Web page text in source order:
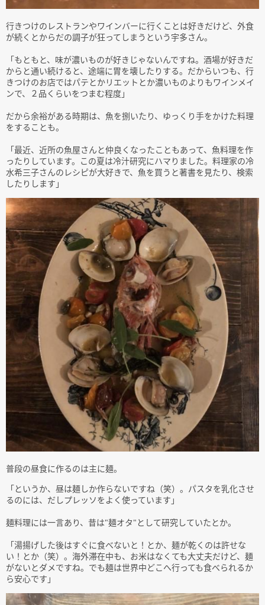
行きつけのレストランやワインバーに行くことは好きだけど、外食
が続くとからだの調子が狂ってしまうという宇多さん。
「もともと、味が濃いものが好きじゃないんですね。酒場が好きだ
からと通い続けると、途端に胃を壊したりする。だからいつも、行
きつけのお店ではパテとかリエットとか濃いものよりもワインメイ
ンで、２品くらいをつまむ程度」
だから余裕がある時期は、魚を捌いたり、ゆっくり手をかけた料理
をすることも。
「最近、近所の魚屋さんと仲良くなったこともあって、魚料理を作
ったりしています。この夏は冷汁研究にハマりました。料理家の冷
水希三子さんのレシピが大好きで、魚を買うと著書を見たり、検索
したりします」
普段の昼食に作るのは主に麺。
「というか、昼は麺しか作らないですね（笑）。パスタを乳化させ
るのには、だしプレッソをよく使っています」
麺料理には一言あり、昔は"麺オタ"として研究していたとか。
「湯揚げした後はすぐに食べないと！とか、麺が乾くのは許せな
い！とか（笑）。海外滞在中も、お米はなくても大丈夫だけど、麺
がないとダメですね。でも麺は世界中どこへ行っても食べられるか
ら安心です」